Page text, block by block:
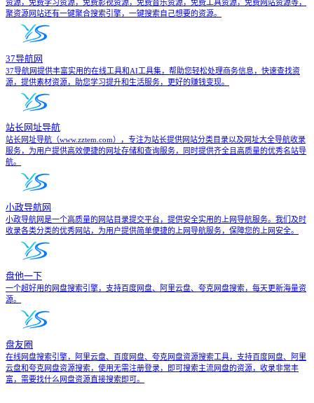
资源，免费学习资源，免费影视资源，免费音乐资源，免费工具资源，免费网站资源等，
聚资源网站还有一键聚合搜索引擎，一键搜索自己想要的资源。
37导航网
37导航网提供丰富实用的在线工具和AI工具集，帮助您轻松处理商务信息，快速查找资
源，提供素材资源，助您学习提升和生活服务，更好的赚钱变现。
站长网址导航
站长网址导航（www.zztem.com），专注为站长提供网站分类目录以及网址大全导航收录
服务，为用户提供高效便捷的网址存储和查询服务，同时提供齐全且高质量的优秀名站导
航。
小政导航网
小政导航网是一个高质量的网站目录提交平台，提供安全实用的上网导航服务。我们及时
收录各类分类的优秀网站，为用户提供简单便捷的上网导航服务，保障您的上网安全。
盘他一下
一个超好用的网盘搜索引擎，支持百度网盘、阿里云盘、夸克网盘搜索，每天更新海量资
源。
盘友圈
在线网盘搜索引擎，阿里云盘、百度网盘、夸克网盘资源搜索工具，支持百度网盘、阿里
云盘和夸克网盘资源搜索，使用无需注册登录，即可搜索主流网盘的资源，收录非常丰
富，需要找什么网盘资源直接搜索即可。